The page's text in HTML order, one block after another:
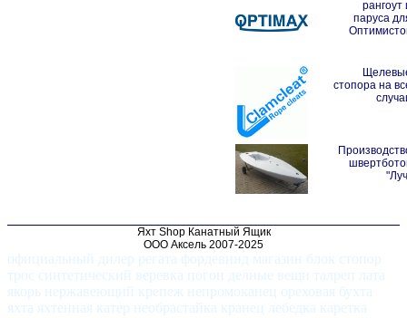
рангоут
паруса
стопора на
Яхт Shop Канатный Ящик
ООО Аксель 2007-2025
официальный дилер регата фордевинд магазин блок стопор
трос синтетический веревка погон делные вещи талреп лата
якорь нержавеющий крепеж непромоканец ореховая бухта
яхта яхтенная катер необрастайка кранец лебедка каретка